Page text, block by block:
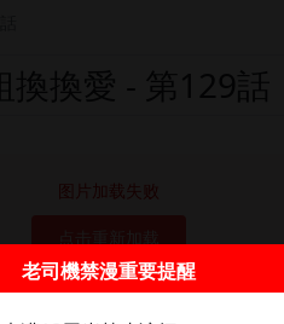
图片加载失败
老司機禁漫重要提醒